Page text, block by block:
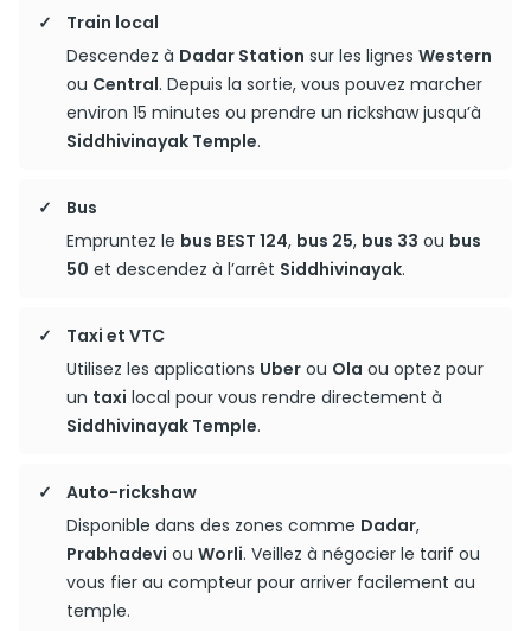
Train local
Descendez à Dadar Station sur les lignes Western
ou Central. Depuis la sortie, vous pouvez marcher
environ 15 minutes ou prendre un rickshaw jusqu’à
Siddhivinayak Temple.
Bus
Empruntez le bus BEST 124, bus 25, bus 33 ou bus
50 et descendez à l’arrêt Siddhivinayak.
Taxi et VTC
Utilisez les applications Uber ou Ola ou optez pour
un taxi local pour vous rendre directement à
Siddhivinayak Temple.
Auto-rickshaw
Disponible dans des zones comme Dadar,
Prabhadevi ou Worli. Veillez à négocier le tarif ou
vous fier au compteur pour arriver facilement au
temple.